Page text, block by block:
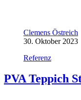
Clemens Östreich
30. Oktober 2023
Referenz
PVA Teppich